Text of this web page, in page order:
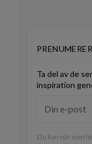
Ta del av de
inspiration
Du kan när som